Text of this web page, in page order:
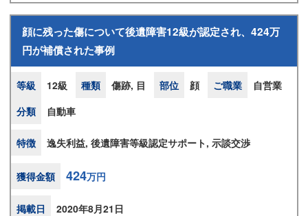
顔に残った傷について後遺障害12級が認定され、424万
円が補償された事例
等級 12級 種類 傷跡, 目 部位 顔 ご職業
自営業
分類
自動車
特徴 逸失利益, 後遺障害等級認定サポート, 示談交渉
獲得金額 424万円
掲載日 2020年8月21日